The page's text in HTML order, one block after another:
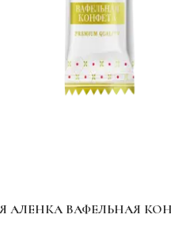
АЛЕНКА ВАФЕЛЬНАЯ